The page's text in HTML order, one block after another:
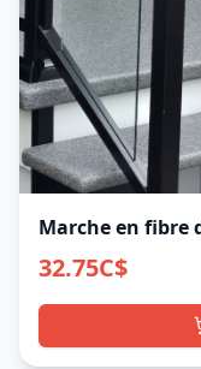
Marche en fibre
32.75C$